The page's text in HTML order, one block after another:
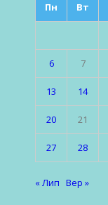
Пн Вт
6 7
13 14
20 21
27 28
« Лип Вер »